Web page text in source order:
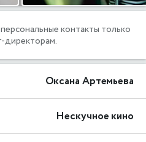
контакты только
директорам.
Оксана Артемьева
Нескучное кино